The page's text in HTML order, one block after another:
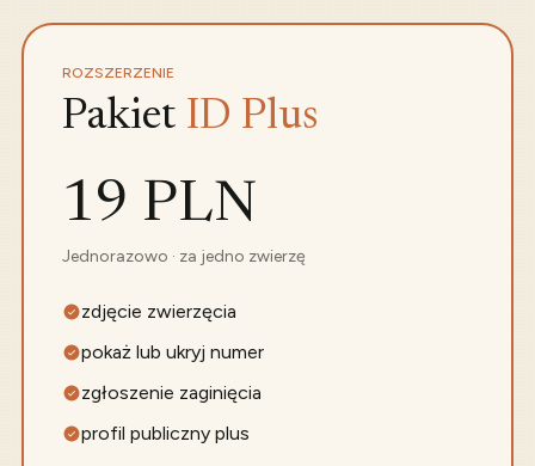
ROZSZERZENIE
Pakiet ID Plus
19 PLN
Jednorazowo · za jedno zwierzę
zdjęcie zwierzęcia
pokaż lub ukryj numer
zgłoszenie zaginięcia
profil publiczny plus